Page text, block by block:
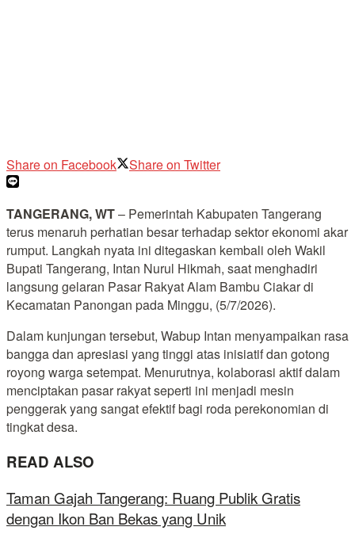
Share on Facebook Share on Twitter
TANGERANG, WT– Pemerintah Kabupaten Tangerang
terus menaruh perhatian besar terhadap sektor ekonomi akar
rumput. Langkah nyata ini ditegaskan kembali oleh Wakil
Bupati Tangerang, Intan Nurul Hikmah, saat menghadiri
langsung gelaran Pasar Rakyat Alam Bambu Ciakar di
Kecamatan Panongan pada Minggu, (5/7/2026).
Dalam kunjungan tersebut, Wabup Intan menyampaikan rasa
bangga dan apresiasi yang tinggi atas inisiatif dan gotong
royong warga setempat. Menurutnya, kolaborasi aktif dalam
menciptakan pasar rakyat seperti ini menjadi mesin
penggerak yang sangat efektif bagi roda perekonomian di
tingkat desa.
READ ALSO
Taman Gajah Tangerang: Ruang Publik Gratis
dengan Ikon Ban Bekas yang Unik